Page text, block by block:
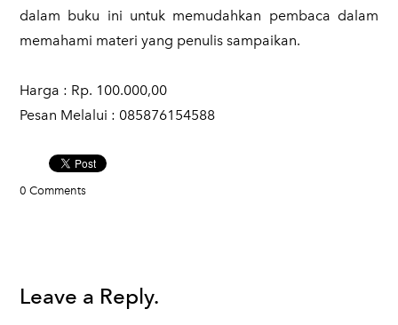
dalam buku ini untuk memudahkan pembaca dalam
memahami materi yang penulis sampaikan.
​Harga : Rp. 100.000,00
​Pesan Melalui : 085876154588
0 Comments
Leave a Reply.